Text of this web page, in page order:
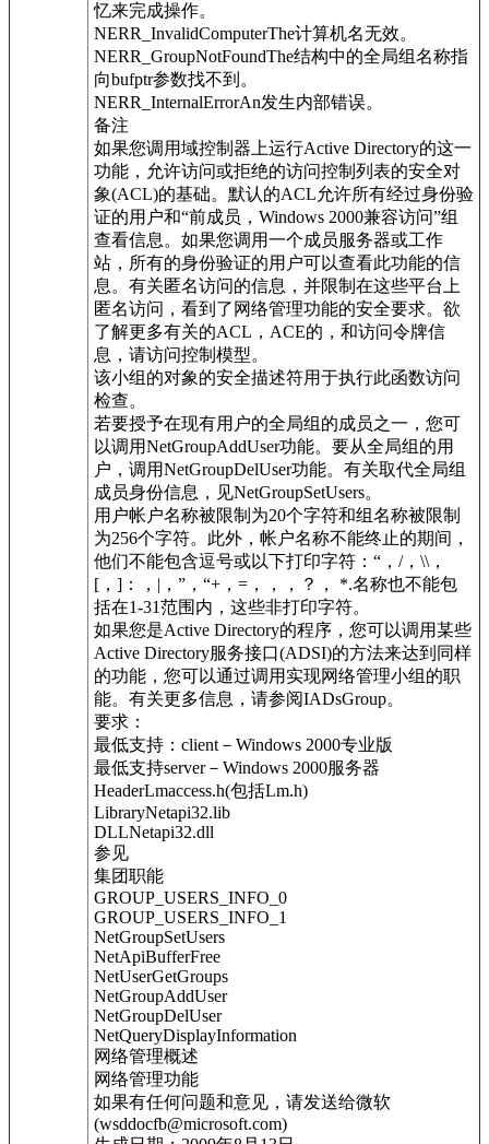
忆来完成操作。
NERR_InvalidComputerThe计算机名无效。
NERR_GroupNotFoundThe结构中的全局组名称指
向bufptr参数找不到。
NERR_InternalErrorAn发生内部错误。
备注
如果您调用域控制器上运行Active Directory的这一
功能，允许访问或拒绝的访问控制列表的安全对
象(ACL)的基础。默认的ACL允许所有经过身份验
证的用户和“前成员，Windows 2000兼容访问”组
查看信息。如果您调用一个成员服务器或工作
站，所有的身份验证的用户可以查看此功能的信
息。有关匿名访问的信息，并限制在这些平台上
匿名访问，看到了网络管理功能的安全要求。欲
了解更多有关的ACL，ACE的，和访问令牌信
息，请访问控制模型。
该小组的对象的安全描述符用于执行此函数访问
检查。
若要授予在现有用户的全局组的成员之一，您可
以调用NetGroupAddUser功能。要从全局组的用
户，调用NetGroupDelUser功能。有关取代全局组
成员身份信息，见NetGroupSetUsers。
用户帐户名称被限制为20个字符和组名称被限制
为256个字符。此外，帐户名称不能终止的期间，
他们不能包含逗号或以下打印字符：“，/，\\，
[，]：，|，”，“+，=，，，？， *.名称也不能包
括在1-31范围内，这些非打印字符。
如果您是Active Directory的程序，您可以调用某些
Active Directory服务接口(ADSI)的方法来达到同样
的功能，您可以通过调用实现网络管理小组的职
能。有关更多信息，请参阅IADsGroup。
要求：
最低支持：client－Windows 2000专业版
最低支持server－Windows 2000服务器
HeaderLmaccess.h(包括Lm.h)
LibraryNetapi32.lib
DLLNetapi32.dll
参见
集团职能
GROUP_USERS_INFO_0
GROUP_USERS_INFO_1
NetGroupSetUsers
NetApiBufferFree
NetUserGetGroups
NetGroupAddUser
NetGroupDelUser
NetQueryDisplayInformation
网络管理概述
网络管理功能
如果有任何问题和意见，请发送给微软
(wsddocfb@microsoft.com)